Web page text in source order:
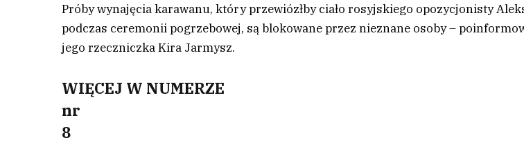
Próby wynajęcia karawanu, który przewiózłby ciało rosyjskiego opozycjonisty
podczas ceremonii pogrzebowej, są blokowane przez nieznane osoby –
jego rzeczniczka Kira Jarmysz.
WIĘCEJ W NUMERZE
nr
8